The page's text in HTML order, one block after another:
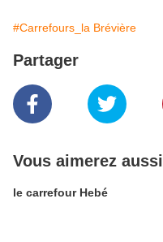
#Carrefours_la Brévière
Partager
Vous aimerez aussi
le carrefour Hebé